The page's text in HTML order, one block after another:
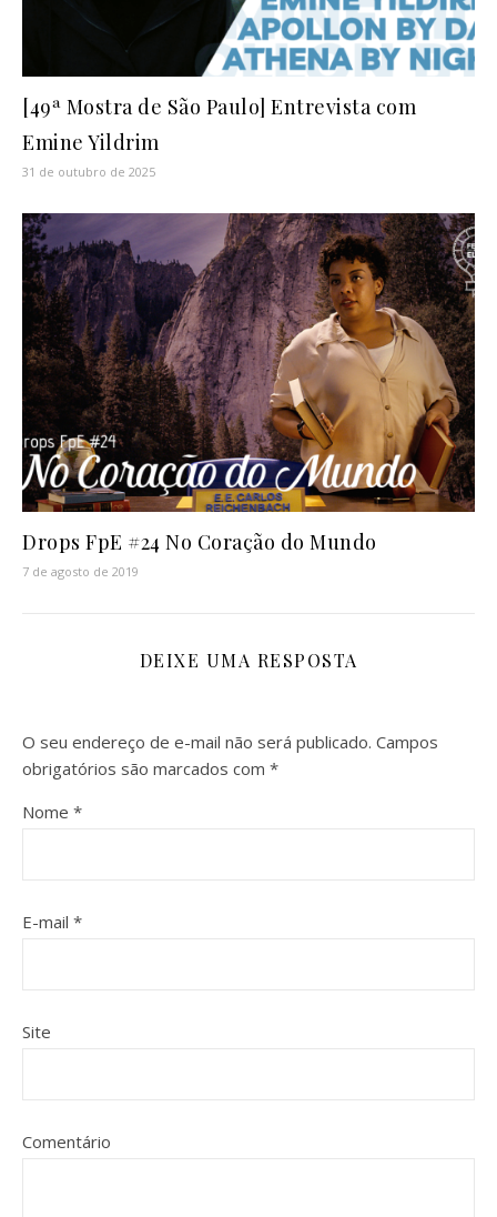
[49ª Mostra de São Paulo] Entrevista com
Emine Yildrim
31 de outubro de 2025
Drops FpE #24 No Coração do Mundo
7 de agosto de 2019
DEIXE UMA RESPOSTA
O seu endereço de e-mail não será publicado. Campos
obrigatórios são marcados com *
Nome *
E-mail *
Site
Comentário